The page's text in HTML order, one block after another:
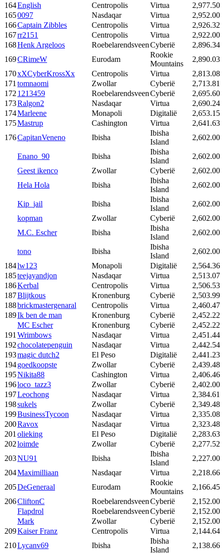
164English Centropolis Virtua
2,977.50
1650097 Nasdaqar Virtua
2,952.00
166Captain Zibbles Centropolis Virtua
2,926.32
167rr2151 Centropolis Virtua
2,922.00
168Henk Argeloos RoebelarendsveenCyberië
2,896.34
169CRimeW Eurodam
Rookie
Mountains
2,890.03
170xXCyberKrossXx Centropolis Virtua
2,813.08
171 tomnaomi Zwollar Cyberië
2,713.81
172 1213459 RoebelarendsveenCyberië
2,695.60
173Ralgon2 Nasdaqar Virtua
2,690.24
174Marleene Monapoli Digitalië
2,653.15
175Mastrup Cashington Virtua
2,641.63
176CapitanVeneno Ibisha
Ibisha
Island
2,602.00
Enano_90 Ibisha
Ibisha
Island
2,602.00
Geest ikenco
Zwollar Cyberië
2,602.00
Hela Hola
Ibisha
Ibisha
Island
2,602.00
Kip_jail Ibisha
Ibisha
Island
2,602.00
kopman
Zwollar Cyberië
2,602.00
M.C. Escher
Ibisha
Ibisha
Island
2,602.00
tono Ibisha
Ibisha
Island
2,602.00
184lw123 Monapoli Digitalië
2,564.36
185teejayandjon Nasdaqar Virtua
2,513.07
186Kerbal Centropolis Virtua
2,506.53
187Blijtkous Kronenburg Cyberië
2,503.99
188brickmastergenaral Centropolis Virtua
2,460.47
189Ik ben de man Kronenburg Cyberië
2,452.22
MC Escher
Kronenburg Cyberië
2,452.22
191 Wrimbows Nasdaqar Virtua
2,451.44
192chocolatepenguin Nasdaqar Virtua
2,442.54
193magic dutch2 El Peso Digitalië
2,441.23
194goedkoopste Zwollar Cyberië
2,439.48
195Nikita88 Cashington Virtua
2,406.46
196loco_tazz3 Zwollar Cyberië
2,402.00
197Leochong Nasdaqar Virtua
2,384.61
198sukels Zwollar Cyberië
2,349.48
199BusinessTycoon Nasdaqar Virtua
2,335.08
200Ravox Nasdaqar Virtua
2,323.48
201 olieking El Peso Digitalië
2,283.63
202loimde Zwollar Cyberië
2,277.52
203NU91 Ibisha
Ibisha
Island
2,227.00
204Maximilliaan Nasdaqar Virtua
2,218.66
205DeGeneraal Eurodam
Rookie
Mountains
2,166.45
206CliftonC RoebelarendsveenCyberië
2,152.00
Flapdrol
RoebelarendsveenCyberië
2,152.00
Mark
Zwollar Cyberië
2,152.00
209Kaiser Franz Centropolis Virtua
2,144.64
210Lycanv69 Ibisha
Ibisha
Island
2,138.66